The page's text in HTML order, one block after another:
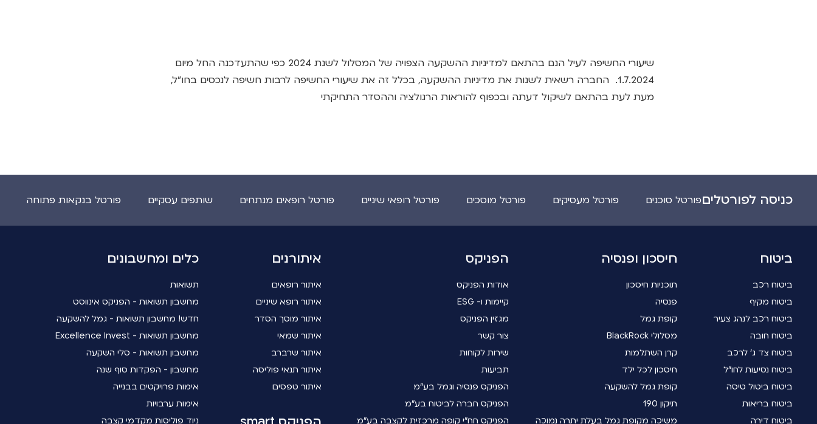
שיעורי החשיפה לעיל הנם בהתאם למדיניות ההשקעה הצפויה של המסלול לשנת 2024 כפי שהתעדכנה החל מיום
1.7.2024. החברה רשאית לשנות את מדיניות ההשקעה, בכלל זה את שיעורי החשיפה לרבות חשיפה לנכסים בחו"ל,
מעת לעת בהתאם לשיקול דעתה ובכפוף להוראות הרגולציה וההסדר התחיקתי
כניסה לפורטליםפורטל סוכנים פורטל מעסיקים פורטל מוסכים פורטל רופאי שיניים פורטל רופאים מנתחים שותפים עסקיים פורטל בנקאות פתוחה
ביטוח
ביטוח רכב
ביטוח מקיף
ביטוח רכב לנהג צעיר
ביטוח חובה
ביטוח צד ג' לרכב
ביטוח נסיעות לחו"ל
ביטוח ביטול טיסה
ביטוח בריאות
ביטוח דירה
חיסכון ופנסיה
תוכניות חיסכון
פנסיה
קופת גמל
מסלולי BlackRock
קרן השתלמות
חיסכון לכל ילד
קופת גמל להשקעה
תיקון 190
משיכה מקופת גמל בעלת יתרה נמוכה
הפניקס
אודות הפניקס
קיימות ו- ESG
מגזין הפניקס
צור קשר
שירות לקוחות
תביעות
הפניקס פנסיה וגמל בע"מ
הפניקס חברה לביטוח בע"מ
הפניקס חח"י קופה מרכזית לקצבה בע"מ
איתורנים
איתור רופאים
איתור רופא שיניים
איתור מוסך הסדר
איתור שמאי
איתור שרברב
איתור תנאי פוליסה
איתור טפסים
כלים ומחשבונים
תשואות
מחשבון תשואות - הפניקס אינווסט
חדש! מחשבון תשואות - גמל להשקעה
מחשבון תשואות - Excellence Invest
מחשבון תשואות - סלי השקעה
מחשבון - הפקדות סוף שנה
אימות פרויקטים בבנייה
אימות ערבויות
ניוד פוליסות מקדמי קצבה